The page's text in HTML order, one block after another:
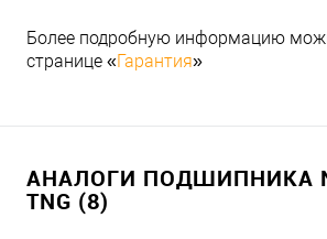
Более подробную информацию
странице «Гарантия»
АНАЛОГИ ПОДШИПНИКА
TNG (8)